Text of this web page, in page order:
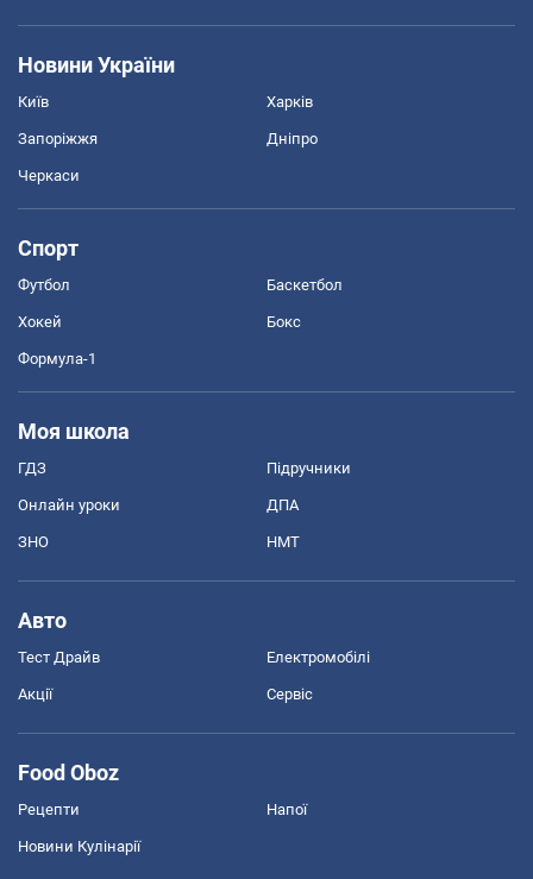
Новини України
Київ Харків
Запоріжжя Дніпро
Черкаси
Спорт
Футбол Баскетбол
Хокей Бокс
Формула-1
Моя школа
ГДЗ Підручники
Онлайн уроки ДПА
ЗНО НМТ
Авто
Тест Драйв Електромобілі
Акції Сервіс
Food Oboz
Рецепти Напої
Новини Кулінарії